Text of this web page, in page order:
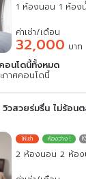
1 ห้องนอน 1 ห้อง
ค่าเช่า/เดือน
32,000 บาท
อนโดนี้ทั้งหมด
กาศคอนโดนี้
วสวยร่มรื่น ไม่ร้อน
2 ห้องนอน 2 ห้อง